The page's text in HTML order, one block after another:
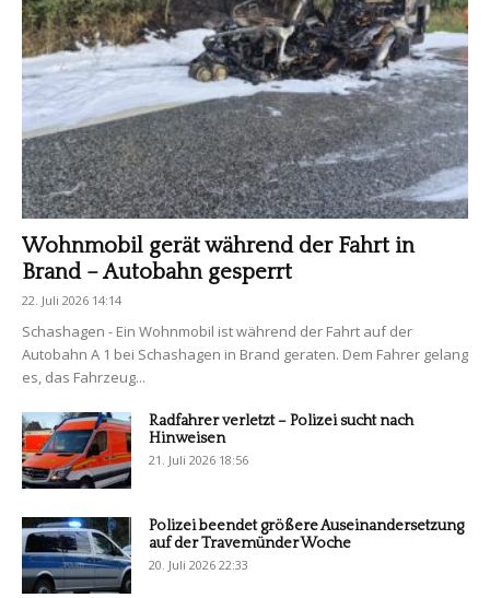
Wohnmobil gerät während der Fahrt in
Brand – Autobahn gesperrt
22. Juli 2026 14:14
Schashagen - Ein Wohnmobil ist während der Fahrt auf der
Autobahn A 1 bei Schashagen in Brand geraten. Dem Fahrer gelang
es, das Fahrzeug...
Radfahrer verletzt – Polizei sucht nach
Hinweisen
21. Juli 2026 18:56
Polizei beendet größere Auseinandersetzung
auf der Travemünder Woche
20. Juli 2026 22:33